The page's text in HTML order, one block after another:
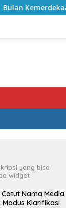
Bupati
yang bisa
widget
Nama Media
Modus Klarifikasi